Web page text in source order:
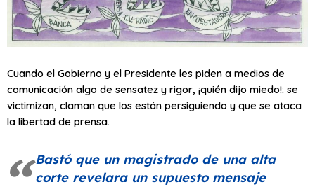
Cuando el Gobierno y el Presidente les piden a medios de
comunicación algo de sensatez y rigor, ¡quién dijo miedo!: se
victimizan, claman que los están persiguiendo y que se ataca
la libertad de prensa.
Bastó que un magistrado de una alta
corte revelara un supuesto mensaje